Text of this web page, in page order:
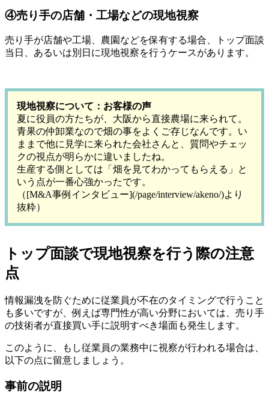
④売り手の店舗・工場などの現地視察
売り手が店舗や工場、農園などを保有する場合、トップ面談
当日、あるいは別日に現地視察を行うケースがあります。
現地視察について：お客様の声
夏に役員の方たちが、大阪から直接農場に来られて。
青果の仲卸業なので畑の事をよくご存じなんです。い
ままで他に見学に来られた会社さんと、質問やチェッ
クの視点が明らかに違いましたね。
生産する側としては「畑を見てわかってもらえる」と
いう点が一番心強かったです。
（[M&A事例インタビュー](/page/interview/akeno/)より
抜粋）
トップ面談で現地視察を行う際の注意
点
情報漏洩を防ぐために従業員が不在のタイミングで行うこと
も多いですが、例えば専門性が高い分野においては、売り手
の技術者が直接買い手に説明すべき場面も発生します。
このように、もし従業員の業務中に視察が行われる場合は、
以下の点に留意しましょう。
事前の説明